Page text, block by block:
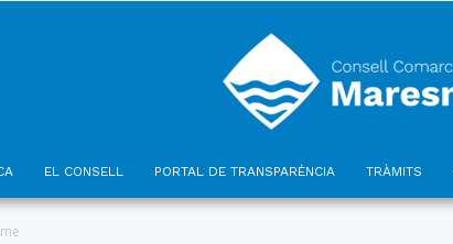
EL CONSELL PORTAL DE TRANSPARÈNCIA TRÀMITS